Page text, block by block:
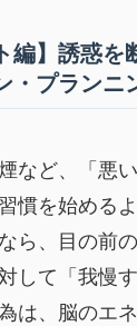
】誘惑を
・プランニ
など、「悪
慣を始める
ら、目の前
して「我慢
は、脳のエ